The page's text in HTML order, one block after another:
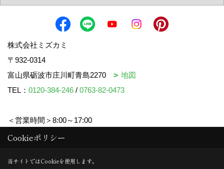
株式会社ミズカミ
〒932-0314
富山県砺波市庄川町青島2270
地図
TEL： 0120-384-246 / 0763-82-0473
＜営業時間＞8:00～17:00
＜定休日＞水曜日・祝日
Cookieポリシー
当サイトではCookieを使用します。